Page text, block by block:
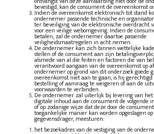
bevestigd, kan de consument de overeenkomst
Indien de overeenkomst elektronisch tot stand
ondernemer passende technische en
ter beveiliging van de elektronische overdracht
voor een veilige webomgeving. Indien de
betalen, zal de ondernemer daartoe passende
veiligheidsmaatregelen in acht nemen.
De ondernemer kan zich binnen wettelijke
stellen of de consument aan zijn
alsmede van al die feiten en factoren die van
verantwoord aangaan van de overeenkomst op
ondernemer op grond van dit onderzoek goede
overeenkomst niet aan te gaan, is hij
bestelling of aanvraag te weigeren of aan de
voorwaarden te verbinden.
De ondernemer zal uiterlijk bij levering van het
digitale inhoud aan de consument de volgende
of op zodanige wijze dat deze door de
toegankelijke manier kan worden opgeslagen
gegevensdrager, meesturen:
het bezoekadres van de vestiging van de